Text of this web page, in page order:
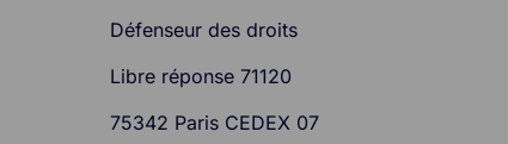
Défenseur des droits
Libre réponse 71120
75342 Paris CEDEX 07